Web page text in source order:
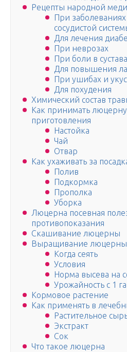
Рецепты народной
При
сосудистой
Для лечения
При неврозах
При боли в
Для повышения
При ушибах и
Для похудения
Химический состав
Как принимать
приготовления
Настойка
Чай
Отвар
Как ухаживать за
Полив
Подкормка
Прополка
Уборка
Люцерна посевная
противопоказания
Скашивание люцерны
Выращивание люцерны
Когда сеять
Условия
Норма высева на
Урожайность с 1
Кормовое растение
Как применять в
Растительное
Экстракт
Сок
Что такое люцерна